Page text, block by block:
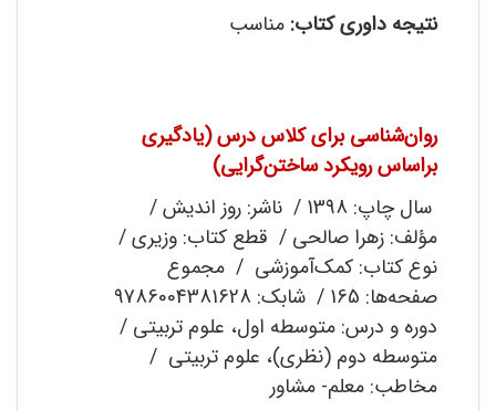
نتیجه داوری کتاب: مناسب
روان‌شناسی برای کلاس درس(یادگیری
براساس رویکرد ساختن‌گرایی)
سال چاپ: 1398 / ناشر: روز اندیش /
مؤلف: زهرا صالحی / قطع کتاب: وزیری /
نوع کتاب: کمک‌آموزشی / مجموع
دوره و درس: متوسطه اول، علوم تربیتی /
متوسطه دوم (نظری)، علوم تربیتی /
مخاطب: معلم- مشاور